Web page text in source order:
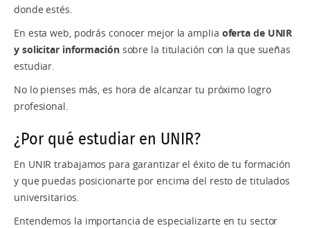
donde estés.
En esta web, podrás conocer mejor la amplia oferta de UNIR
y solicitar informaciónsobre la titulación con la que sueñas
estudiar.
No lo pienses más, es hora de alcanzar tu próximo logro
profesional.
¿Por qué estudiar en UNIR?
En UNIR trabajamos para garantizar el éxito de tu formación
y que puedas posicionarte por encima del resto de titulados
universitarios.
Entendemos la importancia de especializarte en tu sector